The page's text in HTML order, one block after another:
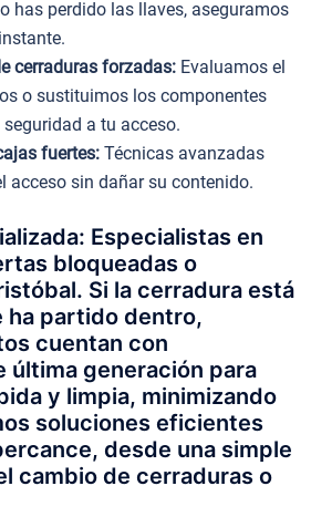
has perdido las llaves, aseguramos
cerraduras forzadas: Evaluamos el
o sustituimos los componentes
a tu acceso.
fuertes: Técnicas avanzadas
acceso sin dañar su contenido.
Especialistas en
bloqueadas o
Si la cerradura está
ha partido dentro,
cuentan con
última generación para
y limpia, minimizando
soluciones eficientes
desde una simple
cambio de cerraduras o